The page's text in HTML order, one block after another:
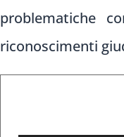
problematiche
riconoscimenti